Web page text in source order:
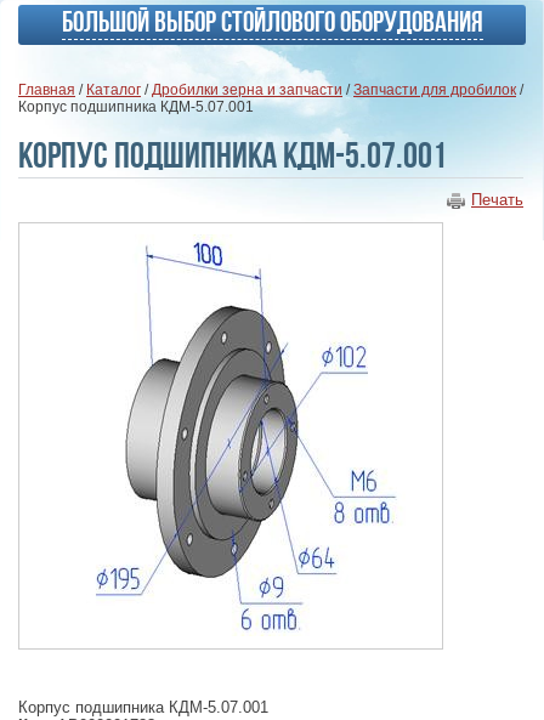
Большой выбор стойлового оборудования
Главная / Каталог /Дробилки зерна и запчасти /Запчасти для дробилок /
Корпус подшипника КДМ-5.07.001
Корпус подшипника КДМ-5.07.001
Печать
Корпус подшипника КДМ-5.07.001